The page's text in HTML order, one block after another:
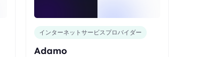
インターネットサービスプロバイダー
Adamo